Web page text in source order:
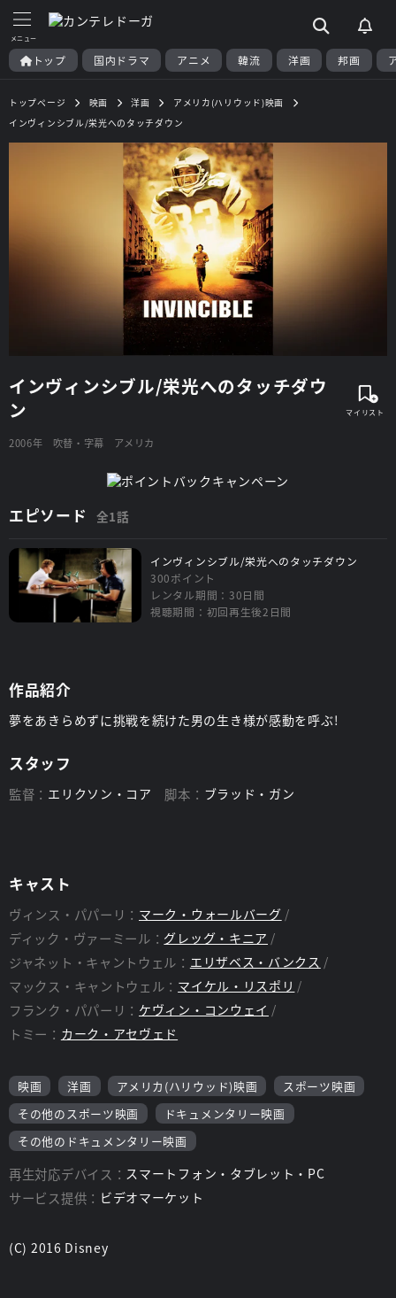
トップ 国内ドラマ アニメ 韓流 洋画 邦画
トップページ 映画 洋画
アメリカ(ハリウッド)映画
インヴィンシブル/栄光へのタッチダウン
インヴィンシブル/栄光へのタッチダウ
ン
2006年 吹替・字幕 アメリカ
エピソード 全1話
インヴィンシブル/栄光へのタッチダウン
300ポイント
レンタル期間：30日間
視聴期間：初回再生後2日間
作品紹介
夢をあきらめずに挑戦を続けた男の生き様が感動を呼ぶ!
スタッフ
監督： エリクソン・コア 脚本： ブラッド・ガン
キャスト
ヴィンス・パパーリ： マーク・ウォールバーグ
ディック・ヴァーミール： グレッグ・キニア
ジャネット・キャントウェル： エリザベス・バンクス
マックス・キャントウェル： マイケル・リスポリ
フランク・パパーリ： ケヴィン・コンウェイ
トミー： カーク・アセヴェド
映画 洋画 アメリカ(ハリウッド)映画
スポーツ映画
その他のスポーツ映画
ドキュメンタリー映画
その他のドキュメンタリー映画
再生対応デバイス： スマートフォン・タブレット・PC
サービス提供： ビデオマーケット
(C) 2016 Disney